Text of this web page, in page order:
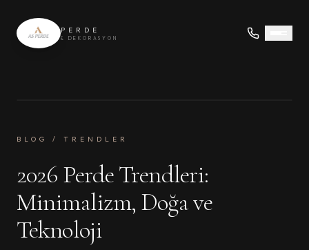
PERDE
& DEKORASYON
BLOG / TRENDLER
2026 Perde Trendleri:
Minimalizm, Doğa ve
Teknoloji